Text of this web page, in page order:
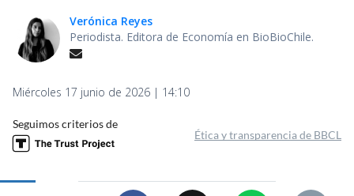
Verónica Reyes
Periodista. Editora de Economía en BioBioChile.
Miércoles 17 junio de 2026 | 14:10
Seguimos criterios de
Ética y transparencia de BBCL